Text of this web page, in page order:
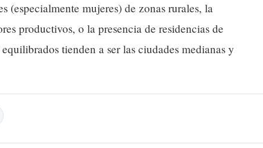
(especialmente mujeres) de zonas rurales, la
productivos, o la presencia de residencias de
tienden a ser las ciudades medianas y